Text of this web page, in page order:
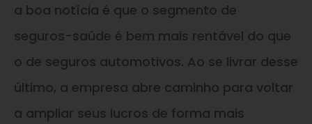
a boa notícia é que o segmento de
seguros-saúde é bem mais rentável do que
o de seguros automotivos. Ao se livrar desse
último, a empresa abre caminho para voltar
a ampliar seus lucros de forma mais